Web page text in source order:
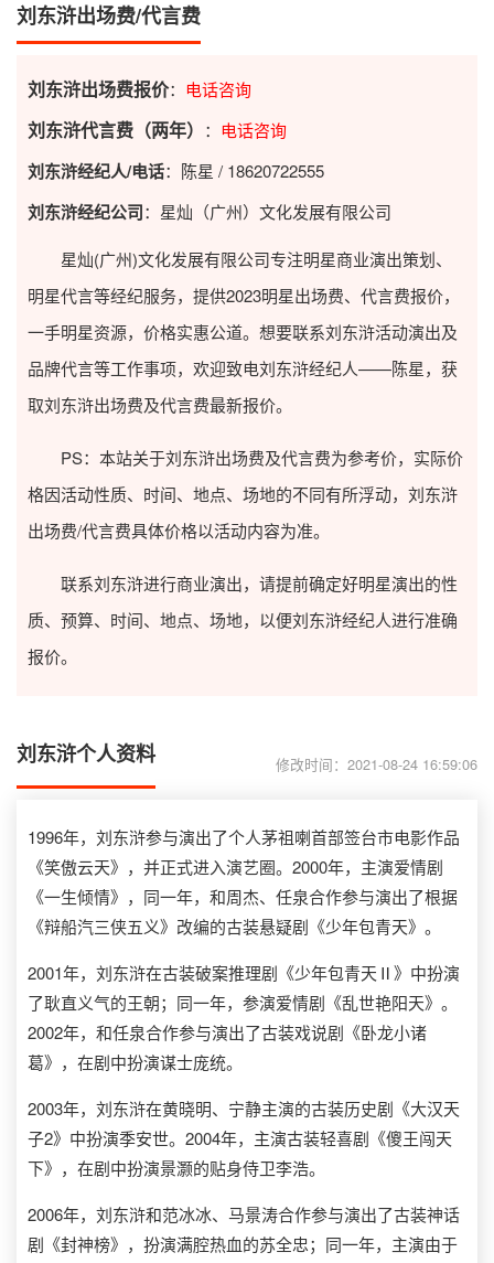
刘东浒出场费/代言费
刘东浒出场费报价： 电话咨询
刘东浒代言费（两年） ： 电话咨询
刘东浒经纪人/电话：陈星 / 18620722555
刘东浒经纪公司：星灿（广州）文化发展有限公司
星灿(广州)文化发展有限公司专注明星商业演出策划、
明星代言等经纪服务，提供2023明星出场费、代言费报价，
一手明星资源，价格实惠公道。想要联系刘东浒活动演出及
品牌代言等工作事项，欢迎致电刘东浒经纪人——陈星，获
取刘东浒出场费及代言费最新报价。
PS：本站关于刘东浒出场费及代言费为参考价，实际价
格因活动性质、时间、地点、场地的不同有所浮动，刘东浒
出场费/代言费具体价格以活动内容为准。
联系刘东浒进行商业演出，请提前确定好明星演出的性
质、预算、时间、地点、场地，以便刘东浒经纪人进行准确
报价。
刘东浒个人资料 修改时间：2021-08-24 16:59:06
1996年，刘东浒参与演出了个人茅祖喇首部签台市电影作品
《笑傲云天》，并正式进入演艺圈。2000年，主演爱情剧
《一生倾情》，同一年，和周杰、任泉合作参与演出了根据
《辩船汽三侠五义》改编的古装悬疑剧《少年包青天》。
2001年，刘东浒在古装破案推理剧《少年包青天Ⅱ》中扮演
了耿直义气的王朝；同一年，参演爱情剧《乱世艳阳天》。
2002年，和任泉合作参与演出了古装戏说剧《卧龙小诸
葛》，在剧中扮演谋士庞统。
2003年，刘东浒在黄晓明、宁静主演的古装历史剧《大汉天
子2》中扮演季安世。2004年，主演古装轻喜剧《傻王闯天
下》，在剧中扮演景灏的贴身侍卫李浩。
2006年，刘东浒和范冰冰、马景涛合作参与演出了古装神话
剧《封神榜》，扮演满腔热血的苏全忠；同一年，主演由于